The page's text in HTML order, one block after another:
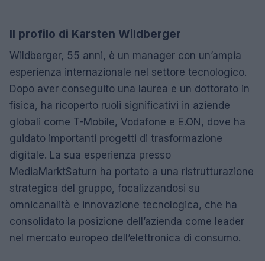
Il profilo di Karsten Wildberger
Wildberger, 55 anni, è un manager con un’ampia
esperienza internazionale nel settore tecnologico.
Dopo aver conseguito una laurea e un dottorato in
fisica, ha ricoperto ruoli significativi in aziende
globali come T-Mobile, Vodafone e E.ON, dove ha
guidato importanti progetti di trasformazione
digitale. La sua esperienza presso
MediaMarktSaturn ha portato a una ristrutturazione
strategica del gruppo, focalizzandosi su
omnicanalità e innovazione tecnologica, che ha
consolidato la posizione dell’azienda come leader
nel mercato europeo dell’elettronica di consumo.